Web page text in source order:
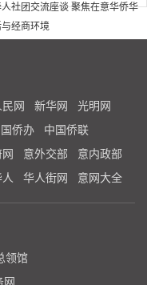
社团交流座谈 聚焦在意华侨华
经商环境
民网 新华网
光明网
国侨办
中国侨联
意外交部
意内政部
华人街网 意网大全
领馆
网